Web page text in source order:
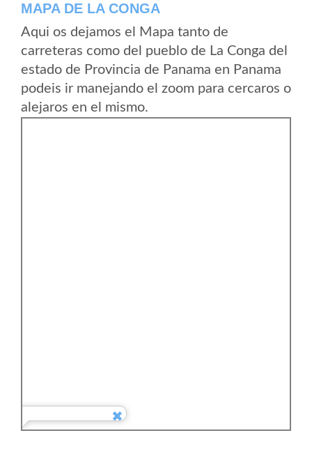
MAPA DE LA CONGA
Aqui os dejamos el Mapa tanto de
carreteras como del pueblo de La Conga del
estado de Provincia de Panama en Panama
podeis ir manejando el zoom para cercaros o
alejaros en el mismo.